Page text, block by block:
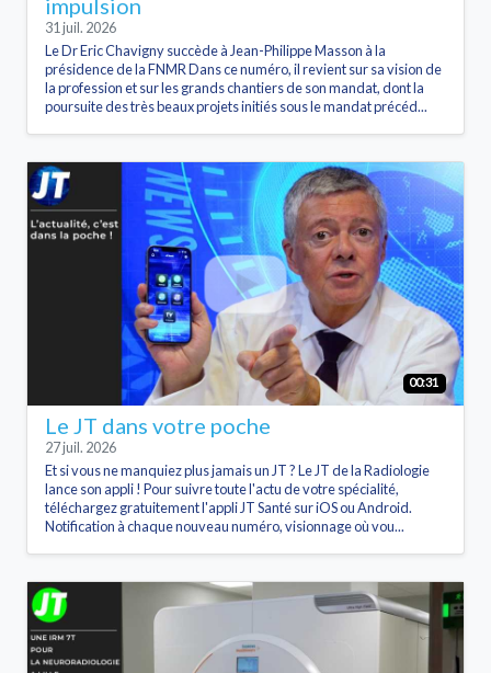
31 juil. 2026
Le Dr Eric Chavigny succède à Jean-Philippe Masson à la
présidence de la FNMR Dans ce numéro, il revient sur sa vision de
la profession et sur les grands chantiers de son mandat, dont la
poursuite des très beaux projets initiés sous le mandat précéd...
00:31
Le JT dans votre poche
27 juil. 2026
Et si vous ne manquiez plus jamais un JT ? Le JT de la Radiologie
lance son appli ! Pour suivre toute l'actu de votre spécialité,
téléchargez gratuitement l'appli JT Santé sur iOS ou Android.
Notification à chaque nouveau numéro, visionnage où vou...